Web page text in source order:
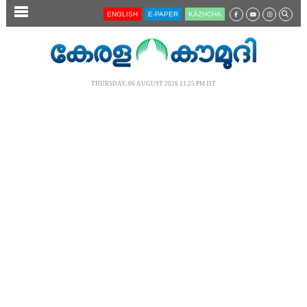
SECTIONS ENGLISH E-PAPER KĀZHCHA
THURSDAY, 06 AUGUST 2026 11.25 PM IST